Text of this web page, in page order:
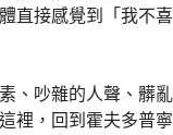
直接感覺到「我不喜
、吵雜的人聲、髒亂
裡，回到霍夫多普寧